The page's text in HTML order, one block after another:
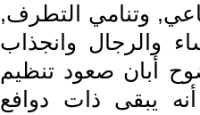
وتنامي التطرف,
والرجال وانجذاب
أبان صعود تنظيم
يبقى ذات دوافع